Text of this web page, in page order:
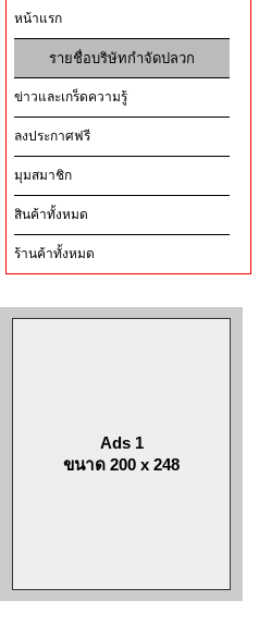
หน้าแรก
รายชื่อบริษัทกำจัดปลวก
ข่าวและเกร็ดความรู้
ลงประกาศฟรี
มุมสมาชิก
สินค้าทั้งหมด
ร้านค้าทั้งหมด
Ads 1
ขนาด 200 x 248